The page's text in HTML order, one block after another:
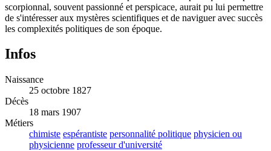
scorpionnal, souvent passionné et perspicace, aurait pu lui permettre
de s'intéresser aux mystères scientifiques et de naviguer avec succès
les complexités politiques de son époque.
Infos
Naissance
25 octobre 1827
Décès
18 mars 1907
Métiers
chimiste espérantiste personnalité politique physicien ou
physicienne professeur d'université